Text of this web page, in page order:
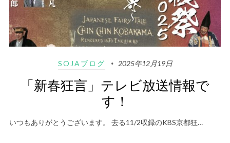
SOJAブログ 2025年12月19日
「新春狂言」テレビ放送情報で
す！
いつもありがとうございます。 去る11/2収録のKBS京都狂…